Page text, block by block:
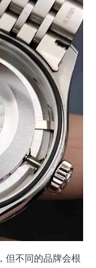
但不同的品牌会根